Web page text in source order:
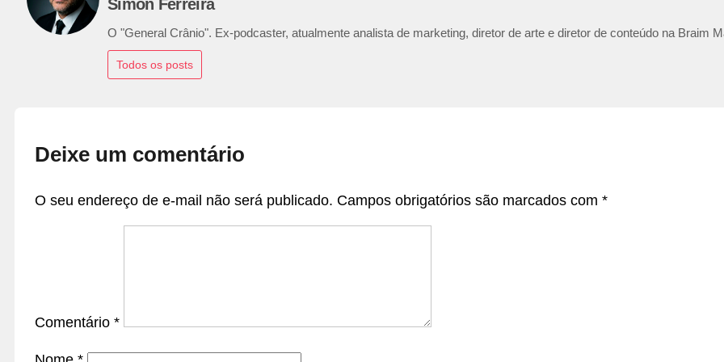
Simon Ferreira
O "General Crânio". Ex-podcaster, atualmente analista de marketing, diretor de arte e diretor de conteúdo na Braim
Todos os posts
Deixe um comentário
O seu endereço de e-mail não será publicado. Campos obrigatórios são marcados com *
Comentário *